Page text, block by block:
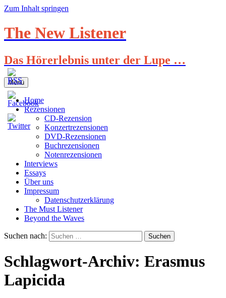
Zum Inhalt springen
The New Listener
Das Hörerlebnis unter der Lupe …
Menü
Home
Rezensionen
CD-Rezension
Konzertrezensionen
DVD-Rezensionen
Buchrezensionen
Notenrezensionen
Interviews
Essays
Über uns
Impressum
Datenschutzerklärung
The Must Listener
Beyond the Waves
Suchen nach:
Schlagwort-Archiv: Erasmus
Lapicida